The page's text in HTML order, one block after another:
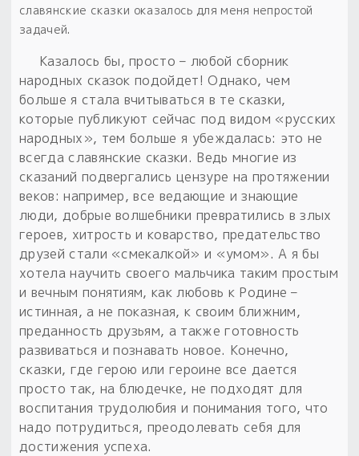
славянские сказки оказалось для меня непростой
задачей.
Казалось бы, просто – любой сборник
народных сказок подойдет! Однако, чем
больше я стала вчитываться в те сказки,
которые публикуют сейчас под видом «русских
народных», тем больше я убеждалась: это не
всегда славянские сказки. Ведь многие из
сказаний подвергались цензуре на протяжении
веков: например, все ведающие и знающие
люди, добрые волшебники превратились в злых
героев, хитрость и коварство, предательство
друзей стали «смекалкой» и «умом». А я бы
хотела научить своего мальчика таким простым
и вечным понятиям, как любовь к Родине –
истинная, а не показная, к своим ближним,
преданность друзьям, а также готовность
развиваться и познавать новое. Конечно,
сказки, где герою или героине все дается
просто так, на блюдечке, не подходят для
воспитания трудолюбия и понимания того, что
надо потрудиться, преодолевать себя для
достижения успеха.